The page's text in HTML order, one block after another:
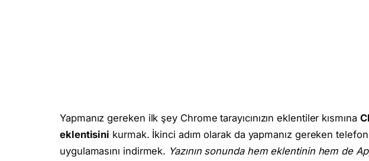
Yapmanız gereken ilk şey Chrome tarayıcınızın eklentiler kısmına
eklentisini kurmak. İkinci adım olarak da yapmanız gereken
uygulamasını indirmek. Yazının sonunda hem eklentinin hem de